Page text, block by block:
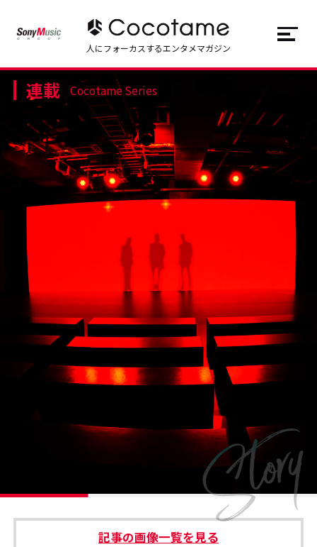
トップ Top
記事一覧 Articles
連載一覧 Series
#エンタメ業界のちょっといい話
#スタッフが語る
#リクルート
運営会社 プライバシーポリシー
本サイトご利用にあたって Cookie Settings
JP EN
人にフォーカスするエンタメマガジン
連載 Cocotame Series
記事の画像一覧を見る